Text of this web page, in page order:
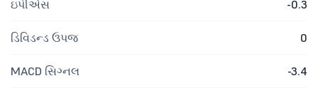
ઇપીએસ -0.3
ડિવિડન્ડ ઉપજ 0
MACD સિગ્નલ -3.4